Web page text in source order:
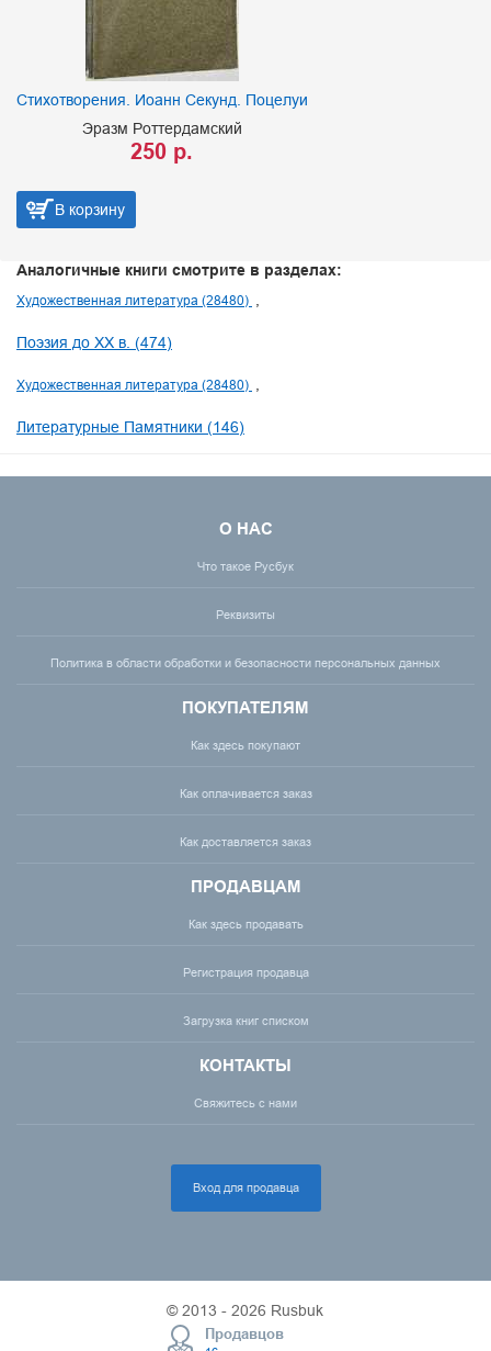
Стихотворения. Иоанн Секунд. Поцелуи
Эразм Роттердамский
250 р.
В корзину
Аналогичные книги смотрите в разделах:
Художественная литература (28480)
Поэзия до XX в. (474)
Художественная литература (28480)
Литературные Памятники (146)
О НАС
Что такое Русбук
Реквизиты
Политика в области обработки и безопасности персональных данных
ПОКУПАТЕЛЯМ
Как здесь покупают
Как оплачивается заказ
Как доставляется заказ
ПРОДАВЦАМ
Как здесь продавать
Регистрация продавца
Загрузка книг списком
КОНТАКТЫ
Свяжитесь с нами
Вход для продавца
© 2013 - 2026 Rusbuk
Продавцов